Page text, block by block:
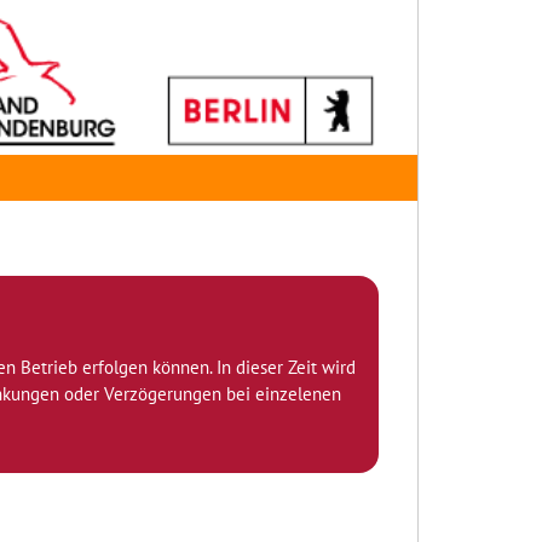
Betrieb erfolgen können. In dieser Zeit wird
oder Verzögerungen bei einzelenen